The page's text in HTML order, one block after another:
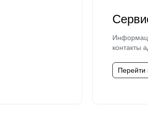
контакты
Перейти